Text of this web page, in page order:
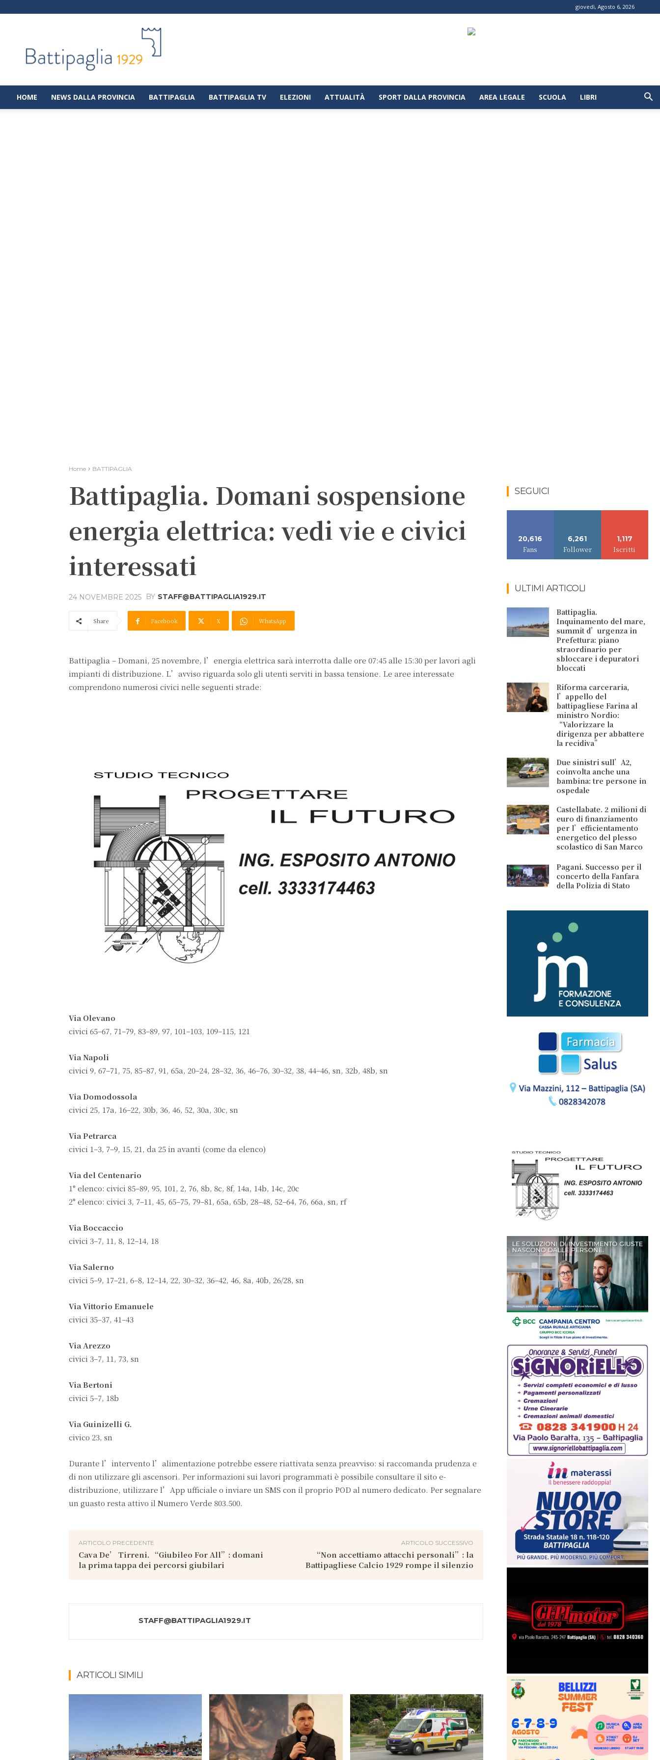
giovedì, Agosto 6, 2026
|
Notizie
dalla
città
di
HOME NEWS DALLA PROVINCIA BATTIPAGLIA BATTIPAGLIA TV ELEZIONI ATTUALITÀ SPORT DALLA PROVINCIA AREA LEGALE SCUOLA LIBRI
Home BATTIPAGLIA
Battipaglia. Domani sospensione
energia elettrica: vedi vie e civici
interessati
24 NOVEMBRE 2025 BY STAFF@BATTIPAGLIA1929.IT
Share Facebook X WhatsApp
Battipaglia – Domani, 25 novembre, l’energia elettrica sarà interrotta dalle ore 07:45 alle 15:30 per lavori agli
impianti di distribuzione. L’avviso riguarda solo gli utenti serviti in bassa tensione. Le aree interessate
comprendono numerosi civici nelle seguenti strade:
Via Olevano
civici 65–67, 71–79, 83–89, 97, 101–103, 109–115, 121
Via Napoli
civici 9, 67–71, 75, 85–87, 91, 65a, 20–24, 28–32, 36, 46–76, 30–32, 38, 44–46, sn, 32b, 48b, sn
Via Domodossola
civici 25, 17a, 16–22, 30b, 36, 46, 52, 30a, 30c, sn
Via Petrarca
civici 1–3, 7–9, 15, 21, da 25 in avanti (come da elenco)
Via del Centenario
1° elenco: civici 85–89, 95, 101, 2, 76, 8b, 8c, 8f, 14a, 14b, 14c, 20c
2° elenco: civici 3, 7–11, 45, 65–75, 79–81, 65a, 65b, 28–48, 52–64, 76, 66a, sn, rf
Via Boccaccio
civici 3–7, 11, 8, 12–14, 18
Via Salerno
civici 5–9, 17–21, 6–8, 12–14, 22, 30–32, 36–42, 46, 8a, 40b, 26/28, sn
Via Vittorio Emanuele
civici 35–37, 41–43
Via Arezzo
civici 3–7, 11, 73, sn
Via Bertoni
civici 5–7, 18b
Via Guinizelli G.
civico 23, sn
Durante l’intervento l’alimentazione potrebbe essere riattivata senza preavviso: si raccomanda prudenza e
di non utilizzare gli ascensori. Per informazioni sui lavori programmati è possibile consultare il sito e-
distribuzione, utilizzare l’App ufficiale o inviare un SMS con il proprio POD al numero dedicato. Per segnalare
un guasto resta attivo il Numero Verde 803.500.
ARTICOLO PRECEDENTE
Cava De’ Tirreni. “Giubileo For All”: domani
la prima tappa dei percorsi giubilari
ARTICOLO SUCCESSIVO
“Non accettiamo attacchi personali”: la
Battipagliese Calcio 1929 rompe il silenzio
STAFF@BATTIPAGLIA1929.IT
ARTICOLI SIMILI
SEGUICI
20,616
Fans
6,261
Follower
1,117
Iscritti
ULTIMI ARTICOLI
Battipaglia.
Inquinamento del mare,
summit d’urgenza in
Prefettura: piano
straordinario per
sbloccare i depuratori
bloccati
Riforma carceraria,
l’appello del
battipagliese Farina al
ministro Nordio:
“Valorizzare la
dirigenza per abbattere
la recidiva”
Due sinistri sull’A2,
coinvolta anche una
bambina: tre persone in
ospedale
Castellabate. 2 milioni di
euro di finanziamento
per l’efficientamento
energetico del plesso
scolastico di San Marco
Pagani. Successo per il
concerto della Fanfara
della Polizia di Stato